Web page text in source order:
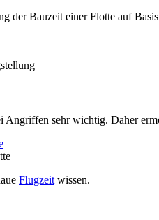
der Bauzeit einer Flotte auf
Angriffen sehr wichtig. Daher
Flugzeit wissen.